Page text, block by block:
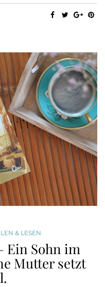
& LESEN
Ein Sohn im
Mutter setzt